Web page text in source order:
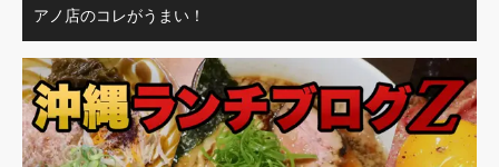
アノ店のコレがうまい！